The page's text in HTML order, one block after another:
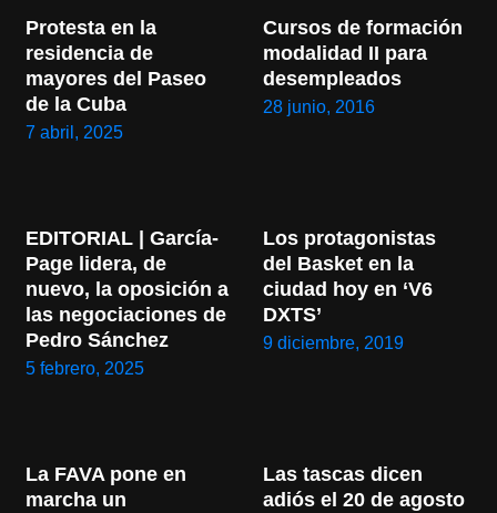
Protesta en la
residencia de
mayores del Paseo
de la Cuba
7 abril, 2025
Cursos de formación
modalidad II para
desempleados
28 junio, 2016
EDITORIAL | García-
Page lidera, de
nuevo, la oposición a
las negociaciones de
Pedro Sánchez
5 febrero, 2025
Los protagonistas
del Basket en la
ciudad hoy en ‘V6
DXTS’
9 diciembre, 2019
La FAVA pone en
marcha un
Las tascas dicen
adiós el 20 de agosto